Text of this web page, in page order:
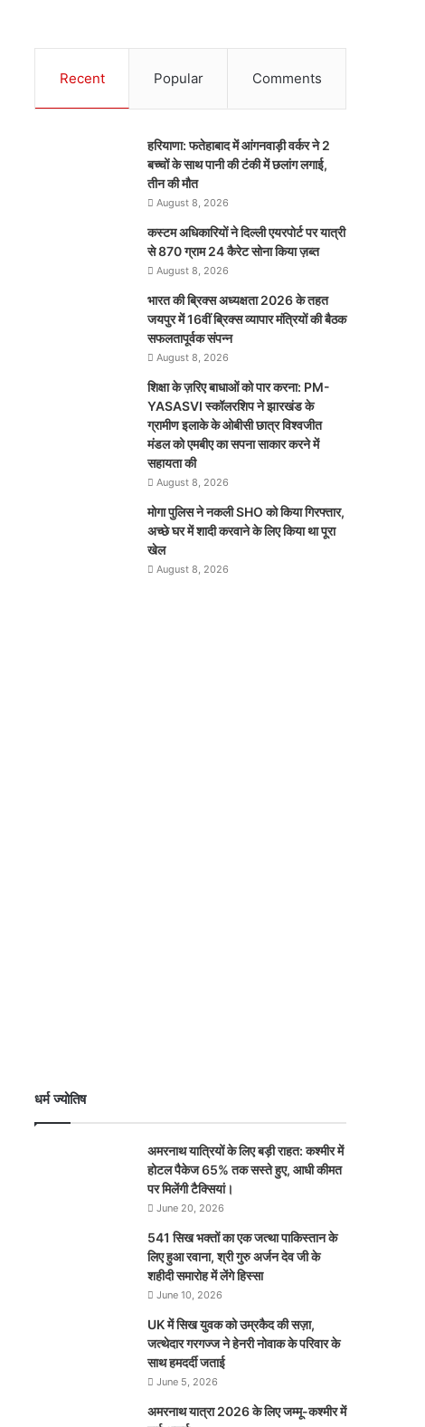
Recent Popular Comments
हरियाणा: फतेहाबाद में आंगनवाड़ी वर्कर ने 2
बच्चों के साथ पानी की टंकी में छलांग लगाई,
तीन की मौत
August 8, 2026
कस्टम अधिकारियों ने दिल्ली एयरपोर्ट पर यात्री
से 870 ग्राम 24 कैरेट सोना किया ज़ब्त
August 8, 2026
भारत की ब्रिक्‍स अध्यक्षता 2026 के तहत
जयपुर में 16वीं ब्रिक्‍स व्यापार मंत्रियों की बैठक
सफलतापूर्वक संपन्न
August 8, 2026
शिक्षा के ज़रिए बाधाओं को पार करना: PM-
YASASVI स्कॉलरशिप ने झारखंड के
ग्रामीण इलाके के ओबीसी छात्र विश्वजीत
मंडल को एमबीए का सपना साकार करने में
सहायता की
August 8, 2026
मोगा पुलिस ने नकली SHO को किया गिरफ्तार,
अच्छे घर में शादी करवाने के लिए किया था पूरा
खेल
August 8, 2026
धर्म ज्योतिष
अमरनाथ यात्रियों के लिए बड़ी राहत: कश्मीर में
होटल पैकेज 65% तक सस्ते हुए, आधी कीमत
पर मिलेंगी टैक्सियां।
June 20, 2026
541 सिख भक्तों का एक जत्था पाकिस्तान के
लिए हुआ रवाना, श्री गुरु अर्जन देव जी के
शहीदी समारोह में लेंगे हिस्सा
June 10, 2026
UK में सिख युवक को उम्रकैद की सज़ा,
जत्थेदार गरगज्ज ने हेनरी नोवाक के परिवार के
साथ हमदर्दी जताई
June 5, 2026
अमरनाथ यात्रा 2026 के लिए जम्मू-कश्मीर में